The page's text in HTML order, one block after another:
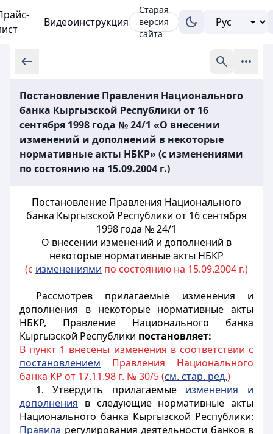
Видеоинструкция
Старая
версия
сайта
Постановление Правления Национального
банка Кыргызской Республики от 16
сентября 1998 года № 24/1 «О внесении
изменений и дополнений в некоторые
нормативные акты НБКР» (с изменениями
по состоянию на 15.09.2004 г.)
Постановление Правления Национального
банка Кыргызской Республики от 16 сентября
1998 года № 24/1
О внесении изменений и дополнений в
некоторые нормативные акты НБКР
(с изменениями по состоянию на 15.09.2004 г.)
Рассмотрев прилагаемые изменения и
дополнения в некоторые нормативные акты
НБКР, Правление Национального банка
Кыргызской Республики постановляет:
В пункт 1 внесены изменения в соответствии с
постановлением Правления Национального
банка КР от 17.11.98 г. № 30/5 (см. стар. ред.)
1. Утвердить прилагаемые изменения и
дополнения в следующие нормативные акты
Национального банка Кыргызской Республики:
Правила регулирования деятельности банков в